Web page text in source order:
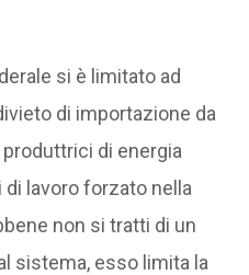
si è limitato ad
di importazione da
di energia
lavoro forzato nella
non si tratti di un
sistema, esso limita la